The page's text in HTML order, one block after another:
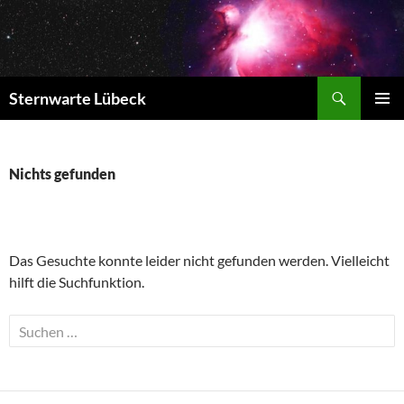
Zum
Inhalt
springen
Sternwarte Lübeck
Nichts gefunden
Das Gesuchte konnte leider nicht gefunden werden. Vielleicht
hilft die Suchfunktion.
Suchen
nach: